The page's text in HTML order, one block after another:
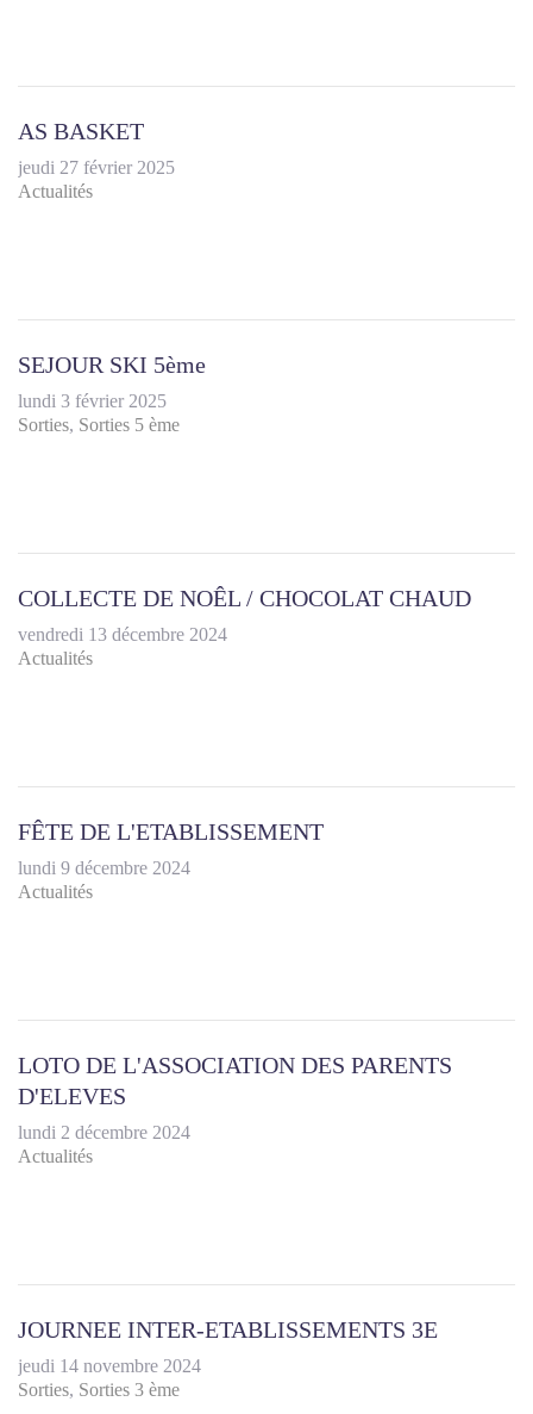
AS BASKET
jeudi 27 février 2025
Actualités
SEJOUR SKI 5ème
lundi 3 février 2025
Sorties Sorties 5 ème
COLLECTE DE NOÊL / CHOCOLAT CHAUD
vendredi 13 décembre 2024
Actualités
FÊTE DE L'ETABLISSEMENT
lundi 9 décembre 2024
Actualités
LOTO DE L'ASSOCIATION DES PARENTS
D'ELEVES
lundi 2 décembre 2024
Actualités
JOURNEE INTER-ETABLISSEMENTS 3E
jeudi 14 novembre 2024
Sorties Sorties 3 ème